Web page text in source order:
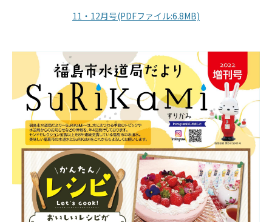
11・12月号(PDFファイル:6.8MB)